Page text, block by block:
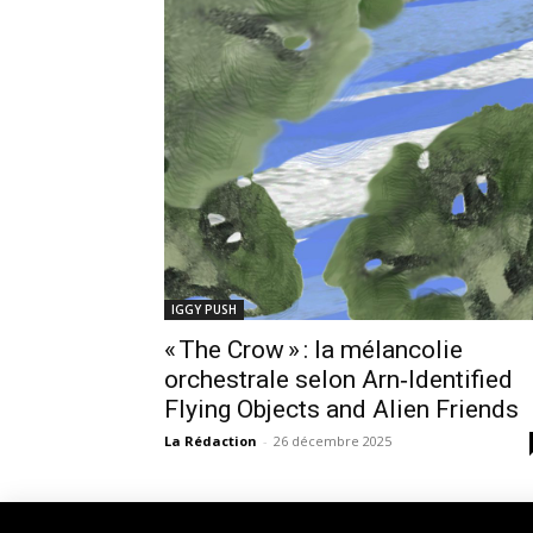
IGGY PUSH
« The Crow » : la mélancolie
orchestrale selon Arn‑Identified
Flying Objects and Alien Friends
La Rédaction - 26 décembre 2025